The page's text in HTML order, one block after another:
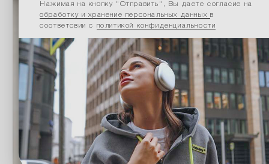
Нажимая на кнопку "Отправить", Вы даете согласие на
обработку и хранение персональных данных в
соответсвии с политикой конфиденциальности